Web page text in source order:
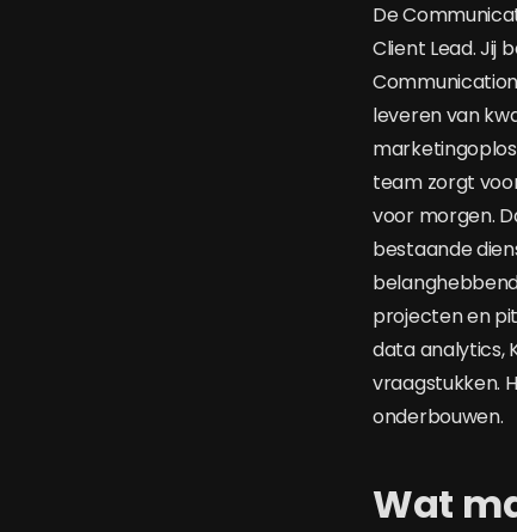
De
Client Lead. Jij
leveren van
team zorgt
voor morgen.
bestaande
projecten en
data analytics,
vraagstukken.
onderbouwen.
Wat